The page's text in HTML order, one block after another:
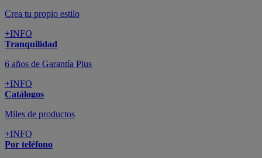
Crea tu propio estilo
+INFO
Tranquilidad
6 años de Garantía Plus
+INFO
Catálogos
Miles de productos
+INFO
Por teléfono